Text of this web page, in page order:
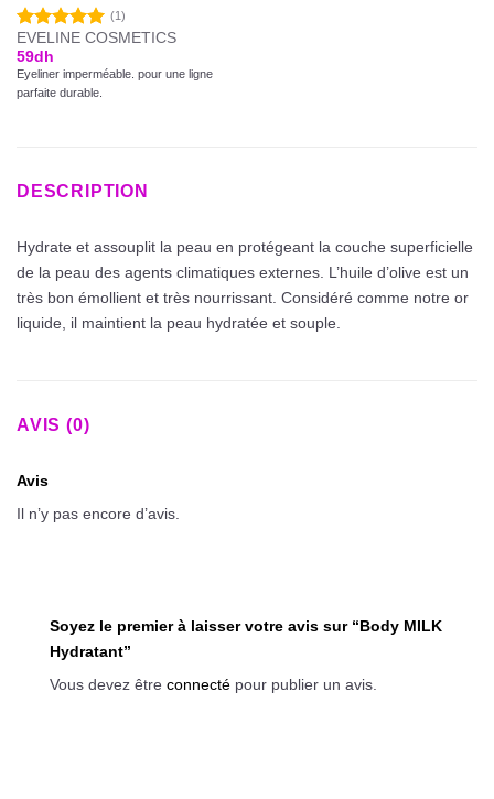
Note5.00
sur 5
(1)
EVELINE COSMETICS
59dh
Eyeliner imperméable. pour une ligne
parfaite durable.
DESCRIPTION
Hydrate et assouplit la peau en protégeant la couche superficielle
de la peau des agents climatiques externes. L’huile d’olive est un
très bon émollient et très nourrissant. Considéré comme notre or
liquide, il maintient la peau hydratée et souple.
AVIS (0)
Avis
Il n’y pas encore d’avis.
Soyez le premier à laisser votre avis sur “Body MILK
Hydratant”
Vous devez être connecté pour publier un avis.